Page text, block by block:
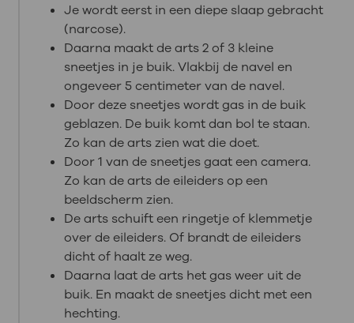
Je wordt eerst in een diepe slaap gebracht
(narcose).
Daarna maakt de arts 2 of 3 kleine
sneetjes in je buik. Vlakbij de navel en
ongeveer 5 centimeter van de navel.
Door deze sneetjes wordt gas in de buik
geblazen. De buik komt dan bol te staan.
Zo kan de arts zien wat die doet.
Door 1 van de sneetjes gaat een camera.
Zo kan de arts de eileiders op een
beeldscherm zien.
De arts schuift een ringetje of klemmetje
over de eileiders. Of brandt de eileiders
dicht of haalt ze weg.
Daarna laat de arts het gas weer uit de
buik. En maakt de sneetjes dicht met een
hechting.